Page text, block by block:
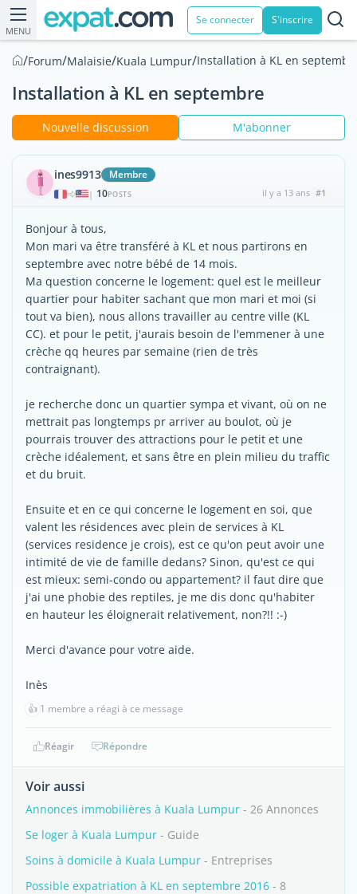
MENU
Se connecter S'inscrire
/Forum/Malaisie/Kuala Lumpur/Installation à KL en
Installation à KL en septembre
Nouvelle discussion M'abonner
ines9913 Membre
| 10POSTS il y a 13 ans #1
Bonjour à tous,
Mon mari va être transféré à KL et nous partirons en
septembre avec notre bébé de 14 mois.
Ma question concerne le logement: quel est le meilleur
quartier pour habiter sachant que mon mari et moi (si
tout va bien), nous allons travailler au centre ville (KL
CC). et pour le petit, j'aurais besoin de l'emmener à une
crèche qq heures par semaine (rien de très
contraignant).
je recherche donc un quartier sympa et vivant, où on ne
mettrait pas longtemps pr arriver au boulot, où je
pourrais trouver des attractions pour le petit et une
crèche idéalement, et sans être en plein milieu du traffic
et du bruit.
Ensuite et en ce qui concerne le logement en soi, que
valent les résidences avec plein de services à KL
(services residence je crois), est ce qu'on peut avoir une
intimité de vie de famille dedans? Sinon, qu'est ce qui
est mieux: semi-condo ou appartement? il faut dire que
j'ai une phobie des reptiles, je me dis donc qu'habiter
en hauteur les éloignerait relativement, non?!! :-)
Merci d'avance pour votre aide.
Inès
👍 1 membre a réagi à ce message
Réagir Répondre
Voir aussi
Annonces immobilières à Kuala Lumpur - 26 Annonces
Se loger à Kuala Lumpur - Guide
Soins à domicile à Kuala Lumpur - Entreprises
Possible expatriation à KL en septembre 2016 - 8